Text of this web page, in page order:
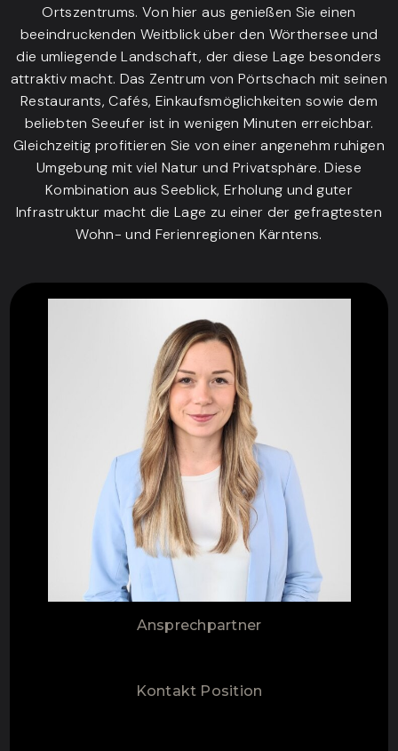
Ortszentrums. Von hier aus genießen Sie einen
beeindruckenden Weitblick über den Wörthersee und
die umliegende Landschaft, der diese Lage besonders
attraktiv macht. Das Zentrum von Pörtschach mit seinen
Restaurants, Cafés, Einkaufsmöglichkeiten sowie dem
beliebten Seeufer ist in wenigen Minuten erreichbar.
Gleichzeitig profitieren Sie von einer angenehm ruhigen
Umgebung mit viel Natur und Privatsphäre. Diese
Kombination aus Seeblick, Erholung und guter
Infrastruktur macht die Lage zu einer der gefragtesten
Wohn- und Ferienregionen Kärntens.
Ansprechpartner
Kontakt Position